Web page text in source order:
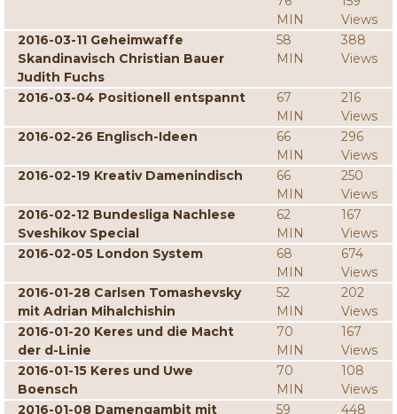
MIN
Views
2016-03-11 Geheimwaffe
Skandinavisch Christian Bauer
Judith Fuchs
58
MIN
388
Views
2016-03-04 Positionell entspannt
67
MIN
216
Views
2016-02-26 Englisch-Ideen
66
MIN
296
Views
2016-02-19 Kreativ Damenindisch
66
MIN
250
Views
2016-02-12 Bundesliga Nachlese
Sveshikov Special
62
MIN
167
Views
2016-02-05 London System
68
MIN
674
Views
2016-01-28 Carlsen Tomashevsky
mit Adrian Mihalchishin
52
MIN
202
Views
2016-01-20 Keres und die Macht
der d-Linie
70
MIN
167
Views
2016-01-15 Keres und Uwe
Boensch
70
MIN
108
Views
2016-01-08 Damengambit mit
59 448